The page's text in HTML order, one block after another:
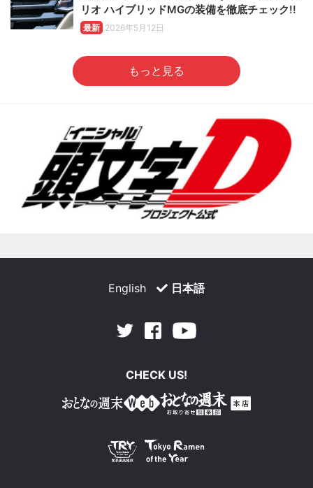
リオ ハイブリッドMGの装備を徹底チェック!!
最新 2026年5月12日
もっと見る
English 日本語
Twitter Facebook
CHECK US!